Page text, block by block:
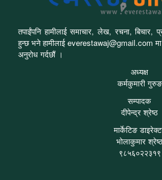
तपाईंपनि हामीलाई समाचार, लेख, रचना, बिचार,
हुन्छ भने हामीलाई everestawaj@gmail.com मा
अनुरोध गर्दछौं ।
अध्यक्ष
कर्मकुमारी गुरुङ
सम्पादक
दीपेन्द्र श्रेष्ठ
मार्केटिङ
भोलाकुमार श्रेष्ठ
९८५६०२२३१९